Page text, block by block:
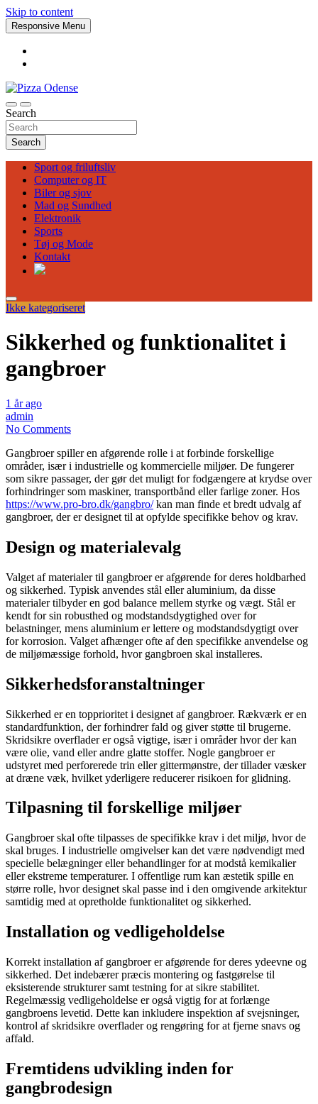
Skip to content
Responsive Menu
Pizza Odense
Search
Search
Sport og friluftsliv
Computer og IT
Biler og sjov
Mad og Sundhed
Elektronik
Sports
Tøj og Mode
Kontakt
Ikke kategoriseret
Sikkerhed og funktionalitet i
gangbroer
1 år ago
admin
No Comments
Gangbroer spiller en afgørende rolle i at forbinde forskellige
områder, især i industrielle og kommercielle miljøer. De fungerer
som sikre passager, der gør det muligt for fodgængere at krydse over
forhindringer som maskiner, transportbånd eller farlige zoner. Hos
https://www.pro-bro.dk/gangbro/kan man finde et bredt udvalg af
gangbroer, der er designet til at opfylde specifikke behov og krav.
Design og materialevalg
Valget af materialer til gangbroer er afgørende for deres holdbarhed
og sikkerhed. Typisk anvendes stål eller aluminium, da disse
materialer tilbyder en god balance mellem styrke og vægt. Stål er
kendt for sin robusthed og modstandsdygtighed over for
belastninger, mens aluminium er lettere og modstandsdygtigt over
for korrosion. Valget afhænger ofte af den specifikke anvendelse og
de miljømæssige forhold, hvor gangbroen skal installeres.
Sikkerhedsforanstaltninger
Sikkerhed er en topprioritet i designet af gangbroer. Rækværk er en
standardfunktion, der forhindrer fald og giver støtte til brugerne.
Skridsikre overflader er også vigtige, især i områder hvor der kan
være olie, vand eller andre glatte stoffer. Nogle gangbroer er
udstyret med perforerede trin eller gittermønstre, der tillader væsker
at dræne væk, hvilket yderligere reducerer risikoen for glidning.
Tilpasning til forskellige miljøer
Gangbroer skal ofte tilpasses de specifikke krav i det miljø, hvor de
skal bruges. I industrielle omgivelser kan det være nødvendigt med
specielle belægninger eller behandlinger for at modstå kemikalier
eller ekstreme temperaturer. I offentlige rum kan æstetik spille en
større rolle, hvor designet skal passe ind i den omgivende arkitektur
samtidig med at opretholde funktionalitet og sikkerhed.
Installation og vedligeholdelse
Korrekt installation af gangbroer er afgørende for deres ydeevne og
sikkerhed. Det indebærer præcis montering og fastgørelse til
eksisterende strukturer samt testning for at sikre stabilitet.
Regelmæssig vedligeholdelse er også vigtig for at forlænge
gangbroens levetid. Dette kan inkludere inspektion af svejsninger,
kontrol af skridsikre overflader og rengøring for at fjerne snavs og
affald.
Fremtidens udvikling inden for
gangbrodesign